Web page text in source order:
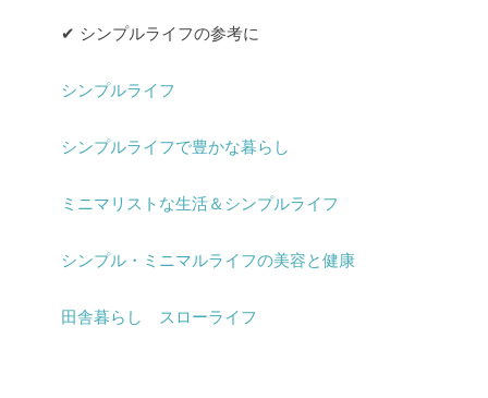
✔︎ シンプルライフの参考に
シンプルライフ
シンプルライフで豊かな暮らし
ミニマリストな生活＆シンプルライフ
シンプル・ミニマルライフの美容と健康
田舎暮らし スローライフ